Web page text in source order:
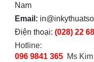
Nam
Email:
Điện thoại: (028) 22
Hotline:
096 9841 365 Ms